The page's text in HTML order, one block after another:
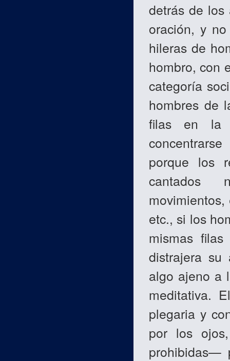
detrás de
oración, y
hileras de
hombro, con
categoría
hombres de
filas en la
porque los
cantados
etc., si los
mismas
distrajera su
algo ajeno a
meditativa.
plegaria y
por los
prohibidas—